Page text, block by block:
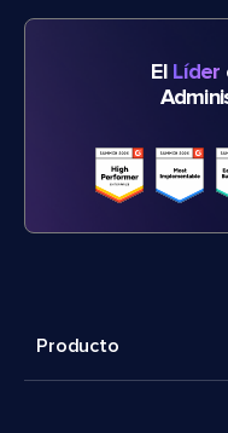
El Líder
Producto